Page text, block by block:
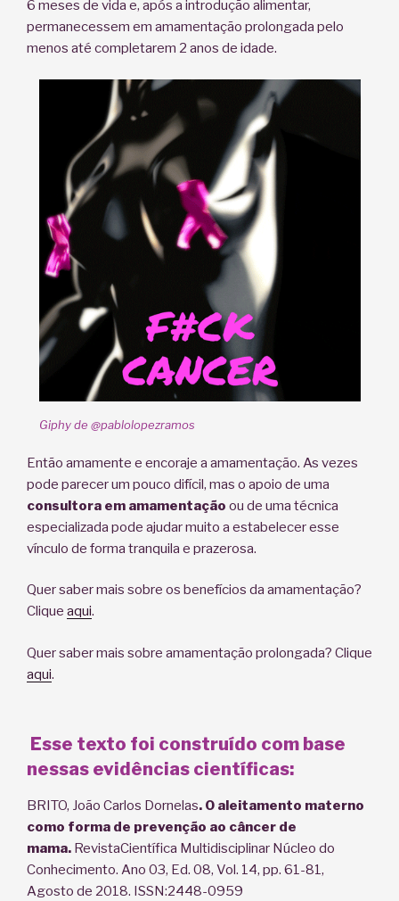
6 meses de vida e, após a introdução alimentar,
permanecessem em amamentação prolongada pelo
menos até completarem 2 anos de idade.
Giphy de @pablolopezramos
Então amamente e encoraje a amamentação. As vezes
pode parecer um pouco difícil, mas o apoio de uma
consultora em amamentação ou de uma técnica
especializada pode ajudar muito a estabelecer esse
vínculo de forma tranquila e prazerosa.
Quer saber mais sobre os benefícios da amamentação?
Clique aqui.
Quer saber mais sobre amamentação prolongada? Clique
aqui.
Esse texto foi construído com base
nessas evidências científicas:
BRITO, João Carlos Dornelas. O aleitamento materno
como forma de prevenção ao câncer de
mama. RevistaCientífica Multidisciplinar Núcleo do
Conhecimento. Ano 03, Ed. 08, Vol. 14, pp. 61-81,
Agosto de 2018. ISSN:2448-0959